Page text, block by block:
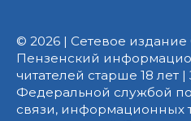
© 2026 | Сетевое
Пензенский
читателей старше 18 лет
Федеральной службой
связи, информационных